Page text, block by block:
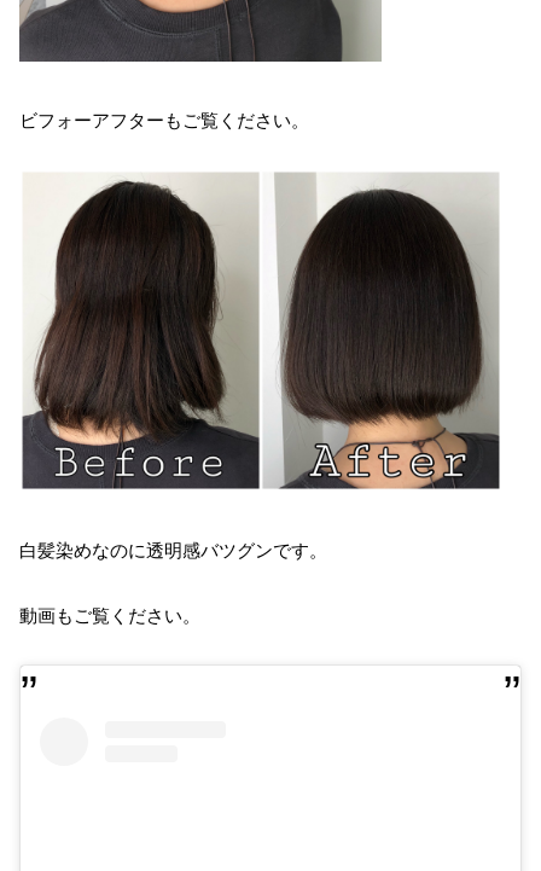
ビフォーアフターもご覧ください。
白髪染めなのに透明感バツグンです。
動画もご覧ください。